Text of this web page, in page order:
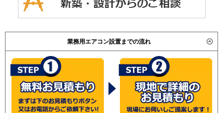
業務用エアコン設置までの流れ